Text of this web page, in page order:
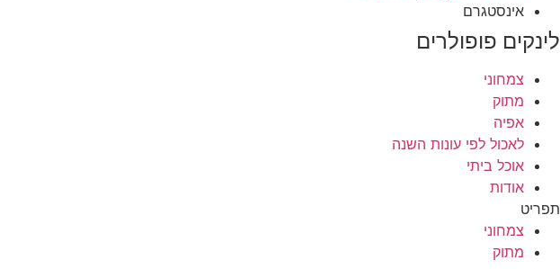
אינסטגרם
לינקים פופולרים
צמחוני
מתוק
אפיה
לאכול לפי עונות השנה
אוכל ביתי
אודות
תפריט
צמחוני
מתוק